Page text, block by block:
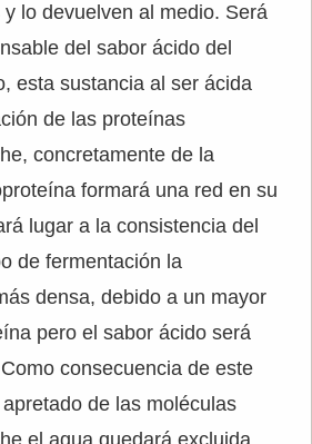
lo devuelven al medio. Será
del sabor ácido del
esta sustancia al ser ácida
de las proteínas
concretamente de la
formará una red en su
lugar a la consistencia del
de fermentación la
densa, debido a un mayor
pero el sabor ácido será
consecuencia de este
de las moléculas
el agua quedará excluida